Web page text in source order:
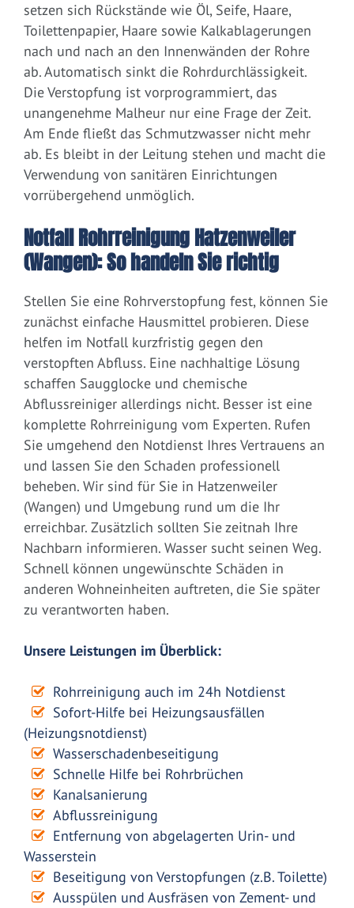
setzen sich Rückstände wie Öl, Seife, Haare,
Toilettenpapier, Haare sowie Kalkablagerungen
nach und nach an den Innenwänden der Rohre
ab. Automatisch sinkt die Rohrdurchlässigkeit.
Die Verstopfung ist vorprogrammiert, das
unangenehme Malheur nur eine Frage der Zeit.
Am Ende fließt das Schmutzwasser nicht mehr
ab. Es bleibt in der Leitung stehen und macht die
Verwendung von sanitären Einrichtungen
vorrübergehend unmöglich.
Notfall Rohrreinigung Hatzenweiler
(Wangen): So handeln Sie richtig
Stellen Sie eine Rohrverstopfung fest, können Sie
zunächst einfache Hausmittel probieren. Diese
helfen im Notfall kurzfristig gegen den
verstopften Abfluss. Eine nachhaltige Lösung
schaffen Saugglocke und chemische
Abflussreiniger allerdings nicht. Besser ist eine
komplette Rohrreinigung vom Experten. Rufen
Sie umgehend den Notdienst Ihres Vertrauens an
und lassen Sie den Schaden professionell
beheben. Wir sind für Sie in Hatzenweiler
(Wangen) und Umgebung rund um die Ihr
erreichbar. Zusätzlich sollten Sie zeitnah Ihre
Nachbarn informieren. Wasser sucht seinen Weg.
Schnell können ungewünschte Schäden in
anderen Wohneinheiten auftreten, die Sie später
zu verantworten haben.
Unsere Leistungen im Überblick:
Rohrreinigung auch im 24h Notdienst
Sofort-Hilfe bei Heizungsausfällen
(Heizungsnotdienst)
Wasserschadenbeseitigung
Schnelle Hilfe bei Rohrbrüchen
Kanalsanierung
Abflussreinigung
Entfernung von abgelagerten Urin- und
Wasserstein
Beseitigung von Verstopfungen (z.B. Toilette)
Ausspülen und Ausfräsen von Zement- und